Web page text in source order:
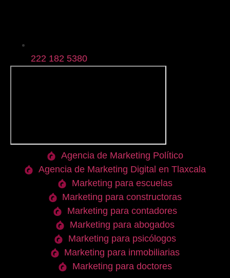
222 182 5380
Agencia de Marketing Político
Agencia de Marketing Digital en Tlaxcala
Marketing para escuelas
Marketing para constructoras
Marketing para contadores
Marketing para abogados
Marketing para psicólogos
Marketing para inmobiliarias
Marketing para doctores